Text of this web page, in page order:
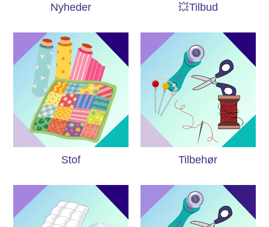
Nyheder 💥Tilbud
Stof Tilbehør